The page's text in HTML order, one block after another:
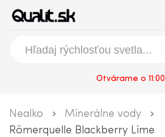
Otvárame o 11:00
Nealko
Minerálne vody
Römerquelle Blackberry Lime